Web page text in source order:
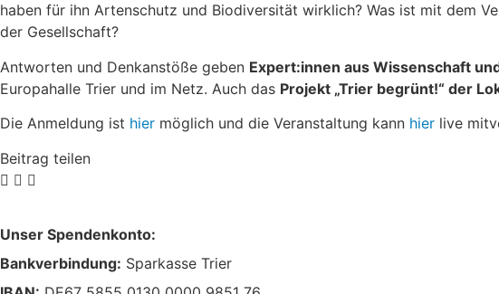
haben für ihn Artenschutz und Biodiversität wirklich? Was ist mit dem
der Gesellschaft?
Antworten und Denkanstöße geben Expert:innen aus Wissenschaft
Europahalle Trier und im Netz. Auch das Projekt „Trier begrünt!“ der
Die Anmeldung ist hier möglich und die Veranstaltung kann hier live
Beitrag teilen
Unser Spendenkonto:
Bankverbindung: Sparkasse Trier